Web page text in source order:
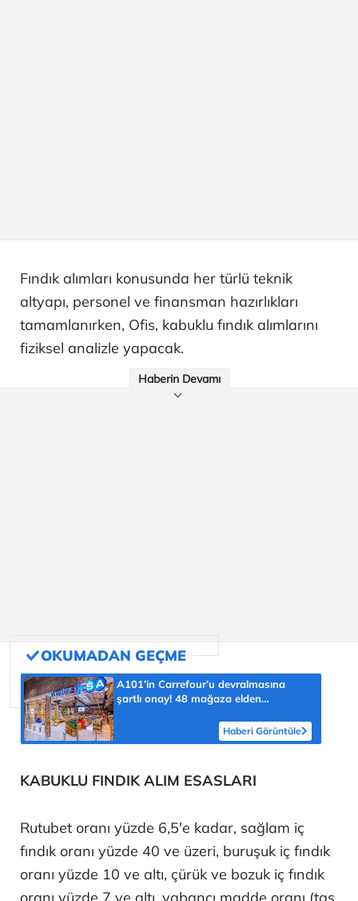
Fındık alımları konusunda her türlü teknik
altyapı, personel ve finansman hazırlıkları
tamamlanırken, Ofis, kabuklu fındık alımlarını
fiziksel analizle yapacak.
Haberin Devamı
A101’in Carrefour’u devralmasına
şartlı onay! 48 mağaza elden
Haberi Görüntüle
KABUKLU FINDIK ALIM ESASLARI
Rutubet oranı yüzde 6,5'e kadar, sağlam iç
fındık oranı yüzde 40 ve üzeri, buruşuk iç fındık
oranı yüzde 10 ve altı, çürük ve bozuk iç fındık